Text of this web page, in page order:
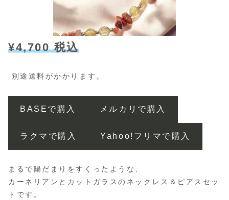
¥4,700 税込
別途送料がかかります。
BASEで購入 メルカリで購入
ラクマで購入 Yahoo!フリマで購入
まるで陽だまりをすくったような、
カーネリアンとカットガラスのネックレス＆ピアスセッ
トです。